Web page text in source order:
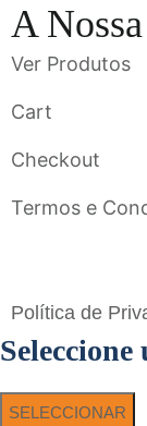
A
Ver Produtos
Cart
Checkout
Termos e
Política de
SELECCIONAR